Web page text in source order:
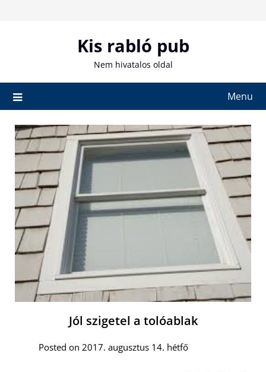
Kis rabló pub
Nem hivatalos oldal
Menu
Jól szigetel a tolóablak
Posted on 2017. augusztus 14. hétfő